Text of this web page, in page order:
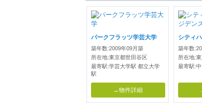
パークフラッツ学芸大学
築年数:2009年09月築
所在地:東京都世田谷区
最寄駅:学芸大学駅 都立大学
駅
→物件詳細
築年数
所在地:
最寄駅: